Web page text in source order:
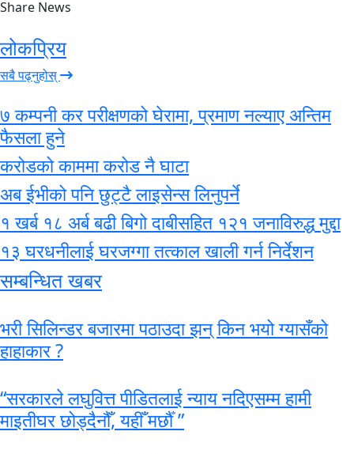
Share News
लोकप्रिय
सबै पढ्नुहोस्
७ कम्पनी कर परीक्षणको घेरामा, प्रमाण नल्याए अन्तिम
फैसला हुने
करोडको काममा करोड नै घाटा
अब ईभीको पनि छुट्टै लाइसेन्स लिनुपर्ने
१ खर्ब १८ अर्ब बढी बिगो दाबीसहित १२१ जनाविरुद्ध मुद्दा
१३ घरधनीलाई घरजग्गा तत्काल खाली गर्न निर्देशन
सम्बन्धित खबर
भरी सिलिन्डर बजारमा पठाउदा झन् किन भयो ग्यासँको
हाहाकार ?
“सरकारले लघुवित्त पीडितलाई न्याय नदिएसम्म हामी
माइतीघर छोड्दैनौँ, यहीँ मर्छौँ ”